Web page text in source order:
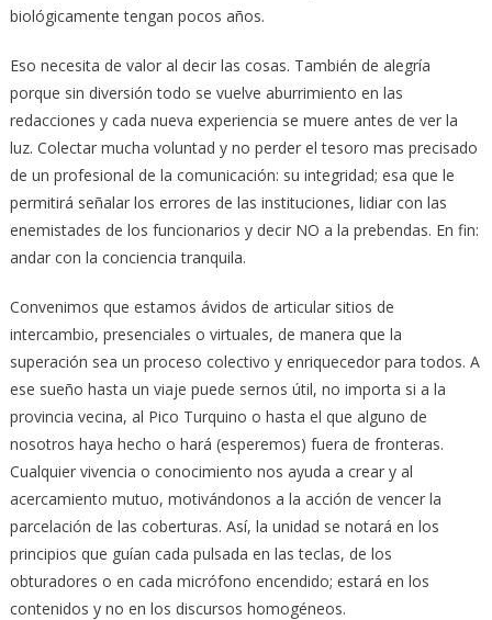
biológicamente tengan pocos años.
Eso necesita de valor al decir las cosas. También de alegría
porque sin diversión todo se vuelve aburrimiento en las
redacciones y cada nueva experiencia se muere antes de ver la
luz. Colectar mucha voluntad y no perder el tesoro mas precisado
de un profesional de la comunicación: su integridad; esa que le
permitirá señalar los errores de las instituciones, lidiar con las
enemistades de los funcionarios y decir NO a la prebendas. En fin:
andar con la conciencia tranquila.
Convenimos que estamos ávidos de articular sitios de
intercambio, presenciales o virtuales, de manera que la
superación sea un proceso colectivo y enriquecedor para todos. A
ese sueño hasta un viaje puede sernos útil, no importa si a la
provincia vecina, al Pico Turquino o hasta el que alguno de
nosotros haya hecho o hará (esperemos) fuera de fronteras.
Cualquier vivencia o conocimiento nos ayuda a crear y al
acercamiento mutuo, motivándonos a la acción de vencer la
parcelación de las coberturas. Así, la unidad se notará en los
principios que guían cada pulsada en las teclas, de los
obturadores o en cada micrófono encendido; estará en los
contenidos y no en los discursos homogéneos.